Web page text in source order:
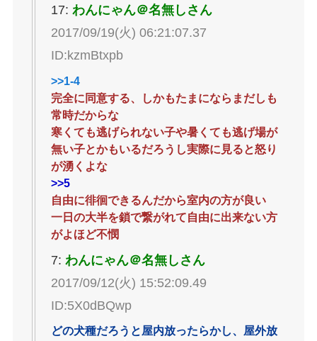
17: わんにゃん＠名無しさん
2017/09/19(火) 06:21:07.37
ID:kzmBtxpb
>>1-4
完全に同意する、しかもたまにならまだしも
常時だからな
寒くても逃げられない子や暑くても逃げ場が
無い子とかもいるだろうし実際に見ると怒り
が湧くよな
>>5
自由に徘徊できるんだから室内の方が良い
一日の大半を鎖で繋がれて自由に出来ない方
がよほど不憫
7: わんにゃん＠名無しさん
2017/09/12(火) 15:52:09.49
ID:5X0dBQwp
どの犬種だろうと屋内放ったらかし、屋外放